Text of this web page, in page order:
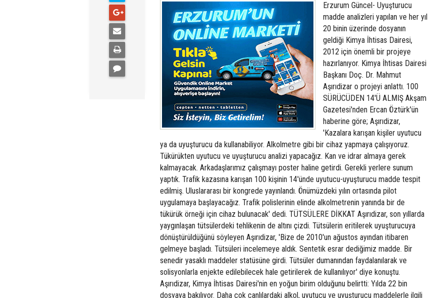
Erzurum Güncel- Uyuşturucu
madde analizleri yapılan ve her yıl
20 binin üzerinde dosyanın
geldiği Kimya İhtisas Dairesi,
2012 için önemli bir projeye
hazırlanıyor. Kimya İhtisas Dairesi
Başkanı Doç. Dr. Mahmut
Aşırıdizar o projeyi anlattı. 100
SÜRÜCÜDEN 14'Ü ALMIŞ Akşam
Gazetesi'nden Ercan Öztürk'ün
haberine göre; Aşırıdizar,
'Kazalara karışan kişiler uyutucu
ya da uyuşturucu da kullanabiliyor. Alkolmetre gibi bir cihaz yapmaya çalışıyoruz.
Tükürükten uyutucu ve uyuşturucu analizi yapacağız. Kan ve idrar almaya gerek
kalmayacak. Arkadaşlarımız çalışmayı poster haline getirdi. Gerekli yerlere sunum
yaptık. Trafik kazasına karışan 100 kişinin 14'ünde uyutucu-uyuşturucu madde tespit
edilmiş. Uluslararası bir kongrede yayınlandı. Önümüzdeki yılın ortasında pilot
uygulamaya başlayacağız. Trafik polislerinin elinde alkolmetrenin yanında bir de
tükürük örneği için cihaz bulunacak' dedi. TÜTSÜLERE DİKKAT Aşırıdizar, son yıllarda
yaygınlaşan tütsülerdeki tehlikenin de altını çizdi. Tütsülerin eritilerek uyuşturucuya
dönüştürüldüğünü söyleyen Aşırıdizar, 'Bize de 2010'un ağustos ayından itibaren
gelmeye başladı. Tütsüleri incelemeye aldık. Sentetik esrar dediğimiz madde. Bir
senedir yasaklı maddeler statüsüne girdi. Tütsüler dumanından faydalanılarak ve
solisyonlarla enjekte edilebilecek hale getirilerek de kullanılıyor' diye konuştu.
Aşırıdizar, Kimya İhtisas Dairesi'nin en yoğun birim olduğunu belirtti: Yılda 22 bin
dosyaya bakılıyor. Daha çok canlılardaki alkol, uyutucu ve uyuşturucu maddelerle ilgili